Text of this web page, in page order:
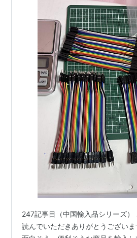
247記事目（中国輸入品シリーズ）
読んでいただきありがとうござい